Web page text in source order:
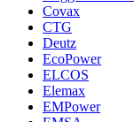
Covax
CTG
Deutz
EcoPower
ELCOS
Elemax
EMPower